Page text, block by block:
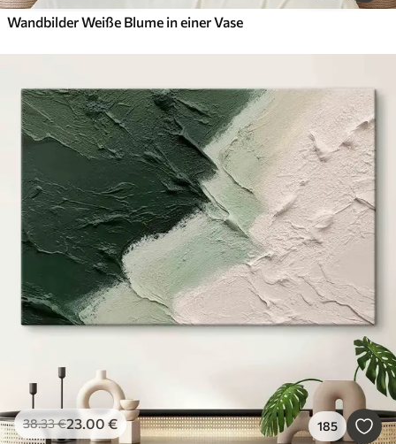
Wandbilder Weiße Blume in einer Vase
38.33€23.00 € 185